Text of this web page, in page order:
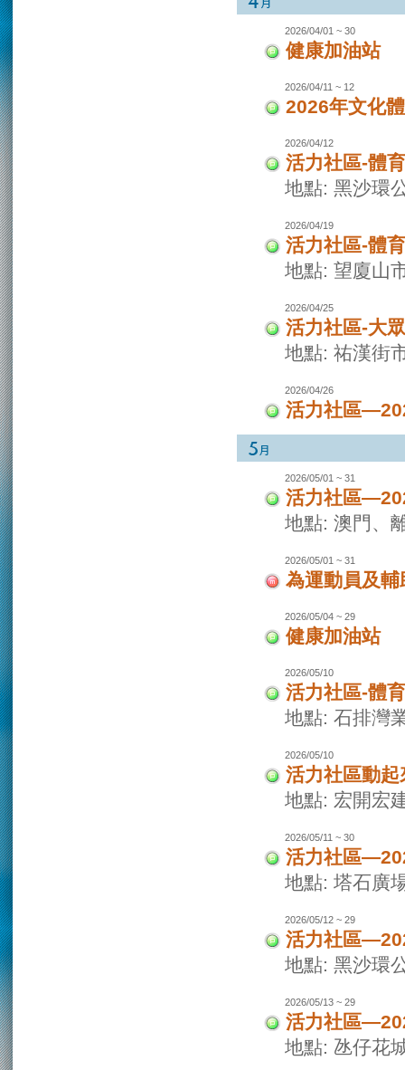
2026/04/01 ~ 30
健康加油站
2026/04/11 ~ 12
2026年文化
2026/04/12
活力社區-體
地點: 黑沙環
2026/04/19
活力社區-體
地點: 望廈山
2026/04/25
活力社區-大
地點: 祐漢街
2026/04/26
活力社區
2026/05/01 ~ 31
活力社區
地點: 澳門、
2026/05/01 ~ 31
為運動員及
2026/05/04 ~ 29
健康加油站
2026/05/10
活力社區-體
地點: 石排灣
2026/05/10
活力社區動
地點: 宏開宏
2026/05/11 ~ 30
活力社區
地點: 塔石廣
2026/05/12 ~ 29
活力社區
地點: 黑沙環
2026/05/13 ~ 29
活力社區
地點: 氹仔花